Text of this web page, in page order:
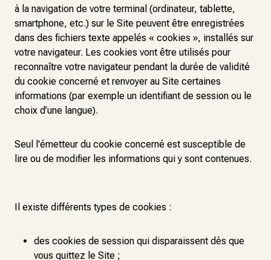
à la navigation de votre terminal (ordinateur, tablette,
smartphone, etc.) sur le Site peuvent être enregistrées
dans des fichiers texte appelés « cookies », installés sur
votre navigateur. Les cookies vont être utilisés pour
reconnaître votre navigateur pendant la durée de validité
du cookie concerné et renvoyer au Site certaines
informations (par exemple un identifiant de session ou le
choix d’une langue).
Seul l'émetteur du cookie concerné est susceptible de
lire ou de modifier les informations qui y sont contenues.
Il existe différents types de cookies :
des cookies de session qui disparaissent dès que
vous quittez le Site ;